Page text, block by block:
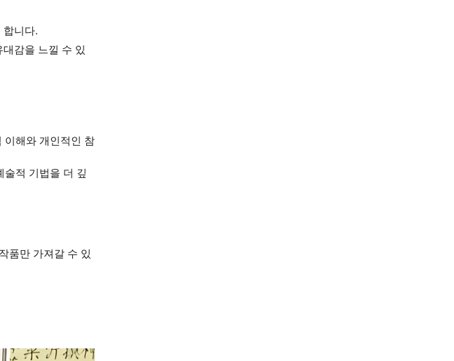
니다.
감을 느낄 수 있
이해와 개인적인 참
적 기법을 더 깊
품만 가져갈 수 있